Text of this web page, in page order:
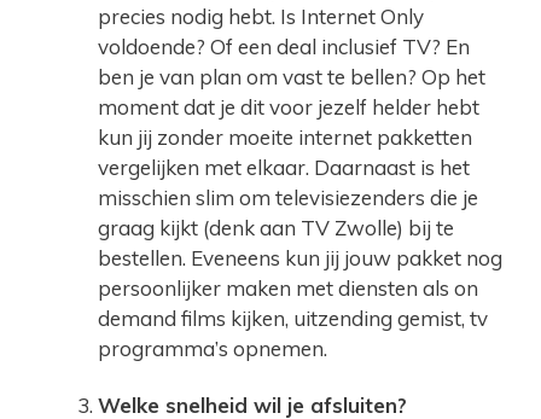
precies nodig hebt. Is Internet Only
voldoende? Of een deal inclusief TV? En
ben je van plan om vast te bellen? Op het
moment dat je dit voor jezelf helder hebt
kun jij zonder moeite internet pakketten
vergelijken met elkaar. Daarnaast is het
misschien slim om televisiezenders die je
graag kijkt (denk aan TV Zwolle) bij te
bestellen. Eveneens kun jij jouw pakket nog
persoonlijker maken met diensten als on
demand films kijken, uitzending gemist, tv
programma’s opnemen.
Welke snelheid wil je afsluiten?